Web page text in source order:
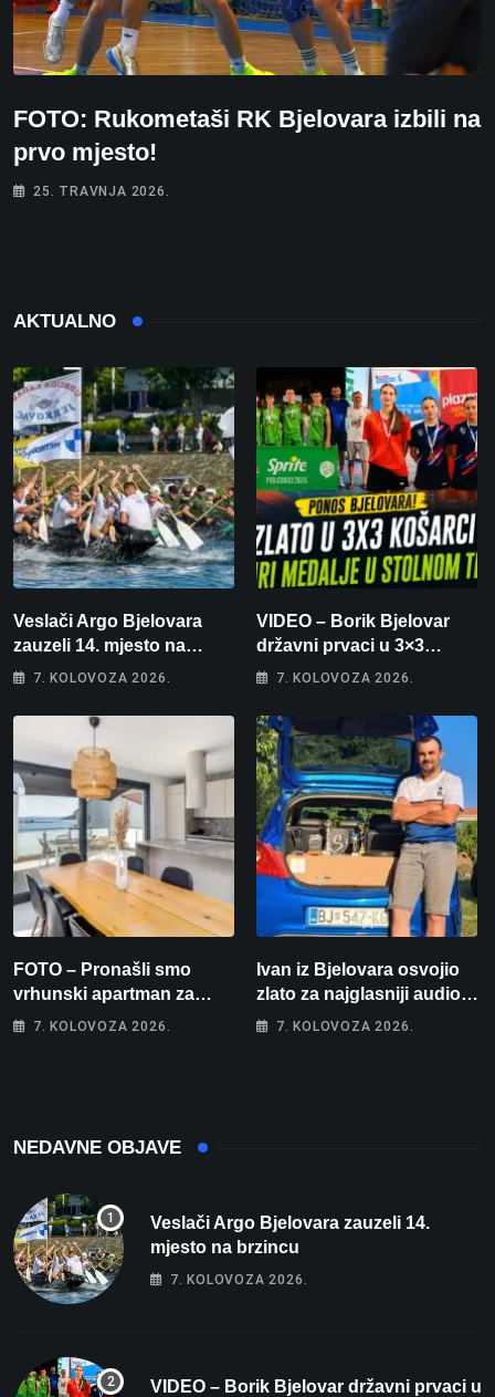
FOTO: Rukometaši RK Bjelovara izbili na
prvo mjesto!
25. TRAVNJA 2026.
AKTUALNO
Veslači Argo Bjelovara
zauzeli 14. mjesto na
brzincu
7. KOLOVOZA 2026.
VIDEO – Borik Bjelovar
državni prvaci u 3×3
košarci, Klara Končar je
stolnom tenisu!
7. KOLOVOZA 2026.
FOTO – Pronašli smo
vrhunski apartman za
odmor: Pogled na more, tri
7. KOLOVOZA 2026.
Ivan iz Bjelovara osvojio
zlato za najglasniji audio
sustav i srušio osobni
7. KOLOVOZA 2026.
NEDAVNE OBJAVE
Veslači Argo Bjelovara zauzeli 14.
mjesto na brzincu
7. KOLOVOZA 2026.
VIDEO – Borik Bjelovar državni prvaci u